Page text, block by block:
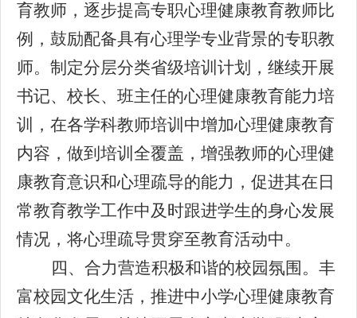
育教师，逐步提高专职心理健康教育教师比
例，鼓励配备具有心理学专业背景的专职教
师。制定分层分类省级培训计划，继续开展
书记、校长、班主任的心理健康教育能力培
训，在各学科教师培训中增加心理健康教育
内容，做到培训全覆盖，增强教师的心理健
康教育意识和心理疏导的能力，促进其在日
常教育教学工作中及时跟进学生的身心发展
情况，将心理疏导贯穿至教育活动中。
四、合力营造积极和谐的校园氛围。丰
富校园文化生活，推进中小学心理健康教育